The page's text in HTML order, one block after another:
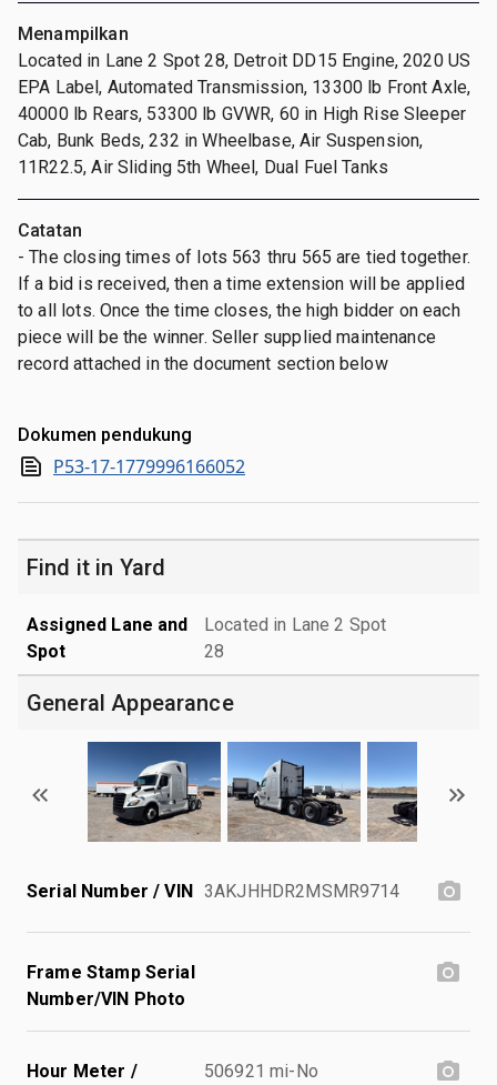
Menampilkan
Located in Lane 2 Spot 28, Detroit DD15 Engine, 2020 US
EPA Label, Automated Transmission, 13300 lb Front Axle,
40000 lb Rears, 53300 lb GVWR, 60 in High Rise Sleeper
Cab, Bunk Beds, 232 in Wheelbase, Air Suspension,
11R22.5, Air Sliding 5th Wheel, Dual Fuel Tanks
Catatan
- The closing times of lots 563 thru 565 are tied together.
If a bid is received, then a time extension will be applied
to all lots. Once the time closes, the high bidder on each
piece will be the winner. Seller supplied maintenance
record attached in the document section below
Dokumen pendukung
P53-17-1779996166052
Find it in Yard
Assigned Lane and
Spot
Located in Lane 2 Spot
28
General Appearance
Serial Number / VIN 3AKJHHDR2MSMR9714
Frame Stamp Serial
Number/VIN Photo
Hour Meter /
506921 mi-No